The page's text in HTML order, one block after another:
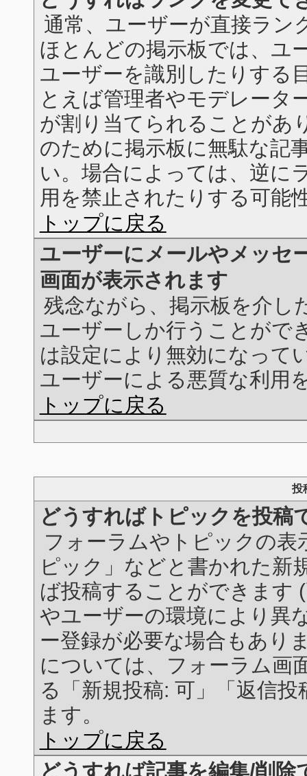
通常、ユーザーが直接ラン
ほとんどの掲示板では、ユ
ユーザーを識別したりする
とえば管理者やモデレータ
が割り当てられることがあ
のために掲示板に無駄な記
い。場合によっては、逆に
用を禁止されたりする可能
トップに戻る
ユーザーにメールやメッセ
画面が表示されます
残念ながら、掲示板を介し
ユーザーしか行うことがで
は設定により無効になって
ユーザーによる悪質な利用
トップに戻る
投
どうすればトピックを投稿
フォーラムやトピックの表
ピック」などと書かれた新
ば投稿することができます
やユーザーの環境により異
ー登録が必要な場合もあり
については、フォーラム画
る「新規投稿: 可」「返信
ます。
トップに戻る
どうすれば記事を編集/削除